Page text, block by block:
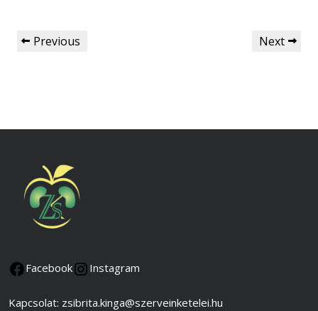
Previous Next
Facebook Instagram
Kapcsolat: zsibrita.kinga@szerveinketelei.hu